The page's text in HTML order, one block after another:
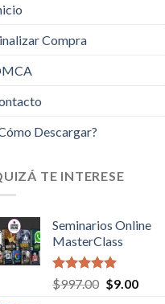
Compra
Descargar?
TE INTERESE
Seminarios Online
MasterClass
Valorado en
5.00
$997.00 Original
$9.00